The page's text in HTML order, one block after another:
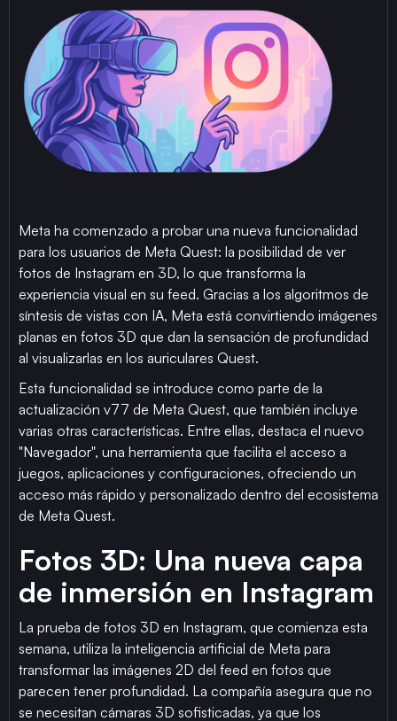
Meta ha comenzado a probar una nueva funcionalidad
para los usuarios de Meta Quest: la posibilidad de ver
fotos de Instagram en 3D, lo que transforma la
experiencia visual en su feed. Gracias a los algoritmos de
síntesis de vistas con IA, Meta está convirtiendo imágenes
planas en fotos 3D que dan la sensación de profundidad
al visualizarlas en los auriculares Quest.
Esta funcionalidad se introduce como parte de la
actualización v77 de Meta Quest, que también incluye
varias otras características. Entre ellas, destaca el nuevo
"Navegador", una herramienta que facilita el acceso a
juegos, aplicaciones y configuraciones, ofreciendo un
acceso más rápido y personalizado dentro del ecosistema
de Meta Quest.
Fotos 3D: Una nueva capa
de inmersión en Instagram
La prueba de fotos 3D en Instagram, que comienza esta
semana, utiliza la inteligencia artificial de Meta para
transformar las imágenes 2D del feed en fotos que
parecen tener profundidad. La compañía asegura que no
se necesitan cámaras 3D sofisticadas, ya que los